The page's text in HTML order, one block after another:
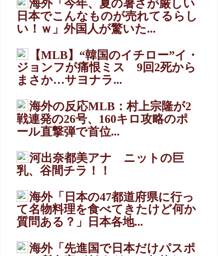
海外「今年、夏の暑さが厳しい
日本でこんなものが売れてるらし
い！ｗ」外国人が驚いた...
【MLB】“韓国のイチロー”イ・
ジョンフが痛恨ミス 9回2死から
まさか…サヨナラ...
海外の反応MLB：村上宗隆が2
戦連発の26号、160キロ攻略のポ
ール直撃弾で首位...
河出奈都美アナ ニットの巨
乳、谷間チラ！！
海外「日本の47都道府県に行っ
て名物料理を食べてきたけど何か
質問ある？」日本各地...
海外「先進国で日本だけパスポ